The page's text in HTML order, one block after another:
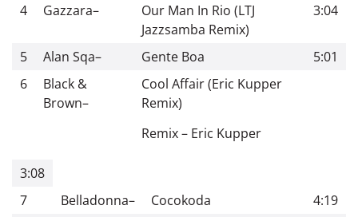
4
Gazzara–
Our Man In Rio (LTJ
Jazzsamba Remix)
3:04
5 Alan Sqa– Gente Boa
5:01
6
Black &
Brown–
Cool Affair (Eric Kupper
Remix)
Remix– Eric Kupper
3:08
7
Belladonna– Cocokoda
4:19